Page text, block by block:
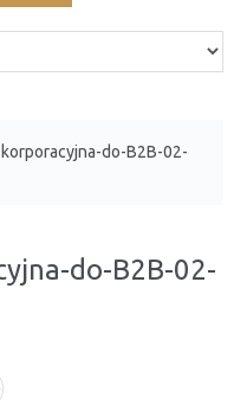
do-B2B-02-
do-B2B-02-